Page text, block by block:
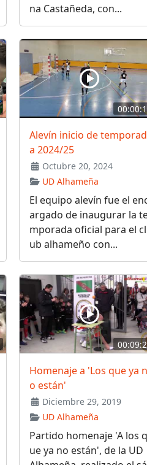
na Castañeda, con...
Alevín inicio de temporad
a 2024/25
Octubre 20, 2024
UD Alhameña
El equipo alevín fue el
argado de inaugurar la
mporada oficial para el cl
ub alhameño con...
Homenaje a 'Los que ya n
o están'
Diciembre 29, 2019
UD Alhameña
Partido homenaje 'A los q
ue ya no están', de la UD